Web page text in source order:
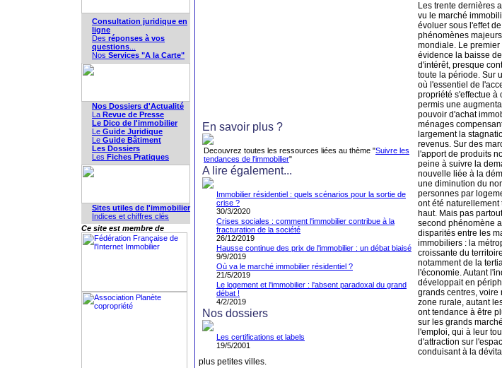
Consultation juridique en
ligne
Des réponses à vos
questions
Nos Services "A la Carte"
Nos Dossiers d'Actualité
La Revue de Presse
Le Dico de l'immobilier
Le Guide Juridique
Le Guide Bâtiment
Les Dossiers
Les Fiches Pratiques
Sites utiles de l'immobilier
Indices et chiffres clés
Ce site est membre de
En savoir plus ?
Decouvrez toutes les ressources liées au thème "Suivre les
tendances de l'immobilier"
A lire également...
Immobilier résidentiel : quels scénarios pour la sortie de
crise ?
30/3/2020
Crises sociales : comment l'immobilier contribue à la
fracturation de la société
26/12/2019
Hausse continue des prix de l'immobilier : un débat biaisé
9/9/2019
Où va le marché immobilier résidentiel ?
21/5/2019
Le logement et l'immobilier : l'absent paradoxal du grand
débat !
4/2/2019
Nos dossiers
Les certifications et labels
19/5/2001
Les trente dernières
vu le marché
évoluer sous l'effet
phénomènes
mondiale. Le premier
évidence la baisse
d'intérêt, presque
toute la période. Sur
où l'essentiel de
propriété s'effectue à
permis une
pouvoir d'achat
ménages
largement la
revenus. Sur des
l'apport de produits
peine à suivre la
nouvelle liée à la
une diminution du
personnes par
ont été naturellement
haut. Mais pas
second phénomène
disparités entre les
immobiliers : la
croissante du
notamment de la
l'économie. Autant
développait en
grands centres, voire
zone rurale, autant
ont tendance à être
sur les grands
l'emploi, qui à leur
d'attraction sur
conduisant à la
plus petites villes.